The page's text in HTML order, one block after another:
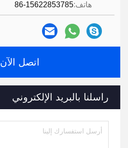
هاتف:86-15622853785
اتصل الآن
راسلنا بالبريد الإلكتروني